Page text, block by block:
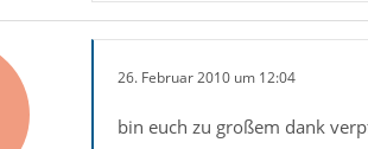
26. Februar 2010 um 12:04
bin euch zu großem dank